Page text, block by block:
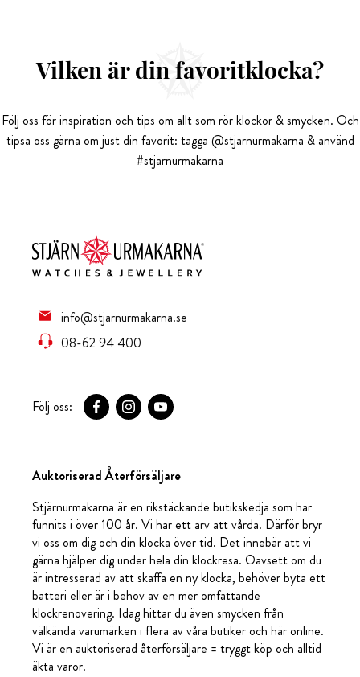
Vilken är din favoritklocka?
Följ oss för inspiration och tips om allt som rör klockor & smycken. Och
tipsa oss gärna om just din favorit: tagga @stjarnurmakarna & använd
#stjarnurmakarna
info@stjarnurmakarna.se
08-62 94 400
Följ oss:
Auktoriserad Återförsäljare
Stjärnurmakarna är en rikstäckande butikskedja som har
funnits i över 100 år. Vi har ett arv att vårda. Därför bryr
vi oss om dig och din klocka över tid. Det innebär att vi
gärna hjälper dig under hela din klockresa. Oavsett om du
är intresserad av att skaffa en ny klocka, behöver byta ett
batteri eller är i behov av en mer omfattande
klockrenovering. Idag hittar du även smycken från
välkända varumärken i flera av våra butiker och här online.
Vi är en auktoriserad återförsäljare = tryggt köp och alltid
äkta varor.